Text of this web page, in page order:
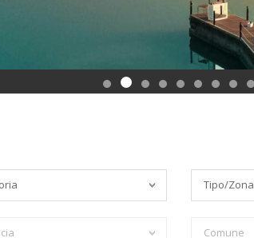
Tipo/Zona
Comune